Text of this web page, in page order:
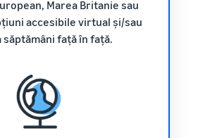
Marea Britanie sau
accesibile virtual și/sau
săptămâni față în față.